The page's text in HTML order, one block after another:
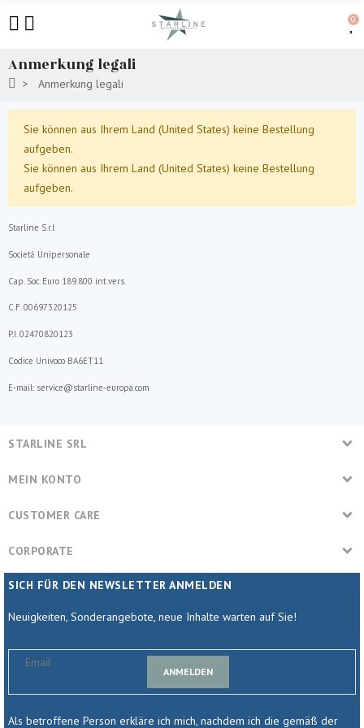
0
Anmerkung legali
Anmerkung legali
Sie können aus Ihrem Land (United States) keine Bestellung
aufgeben.
Sie können aus Ihrem Land (United States) keine Bestellung
aufgeben.
Starline S.r.l
Societá Unipersonale
Cap. Soc. Euro 189.800 int.vers.
C.F. 00697320125
P.I. 02470820123
Codice Univoco BA6ET11
E-mail: service@starline-europa.com
STARLINE SRL
MEIN KONTO
CUSTOMER CARE
CORPORATE
SICH FÜR DEN NEWSLETTER ANMELDEN
Neuigkeiten, Sonderangebote, neue Inhalte warten auf Sie!
ANMELDEN
Als betroffene Person erkläre ich mich, nachdem ich die gemäß der